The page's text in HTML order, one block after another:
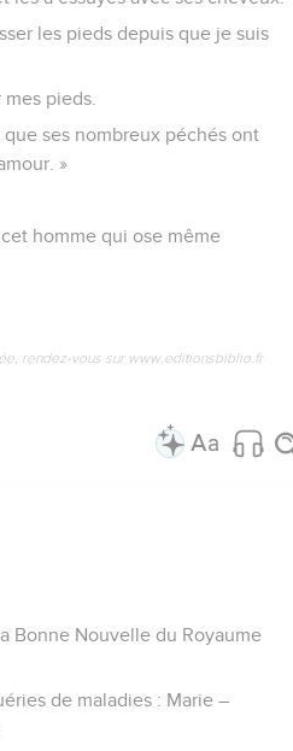
les pieds depuis que je suis
pieds.
ses nombreux péchés ont
»
homme qui ose même
rendez-vous sur www.editionsbiblio.fr
Bonne Nouvelle du Royaume
de maladies : Marie –